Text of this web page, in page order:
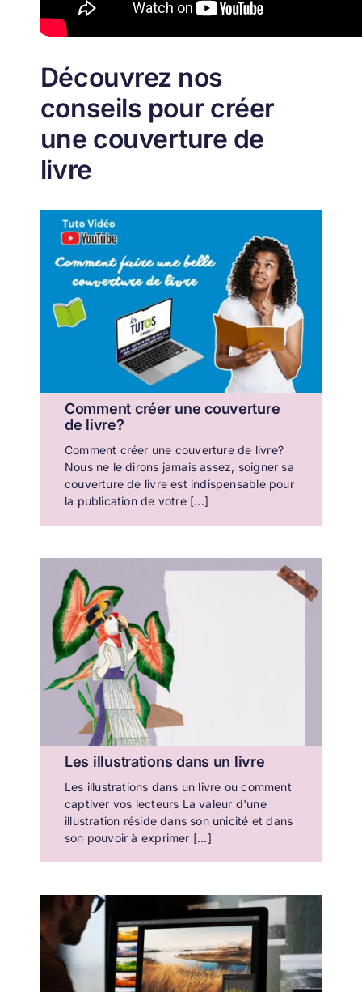
Découvrez nos
conseils pour créer
une couverture de
livre
Comment créer une couverture
de livre?
Comment créer une couverture de livre?
Nous ne le dirons jamais assez, soigner sa
couverture de livre est indispensable pour
la publication de votre [...]
Les illustrations dans un livre
Les illustrations dans un livre ou comment
captiver vos lecteurs La valeur d'une
illustration réside dans son unicité et dans
son pouvoir à exprimer [...]